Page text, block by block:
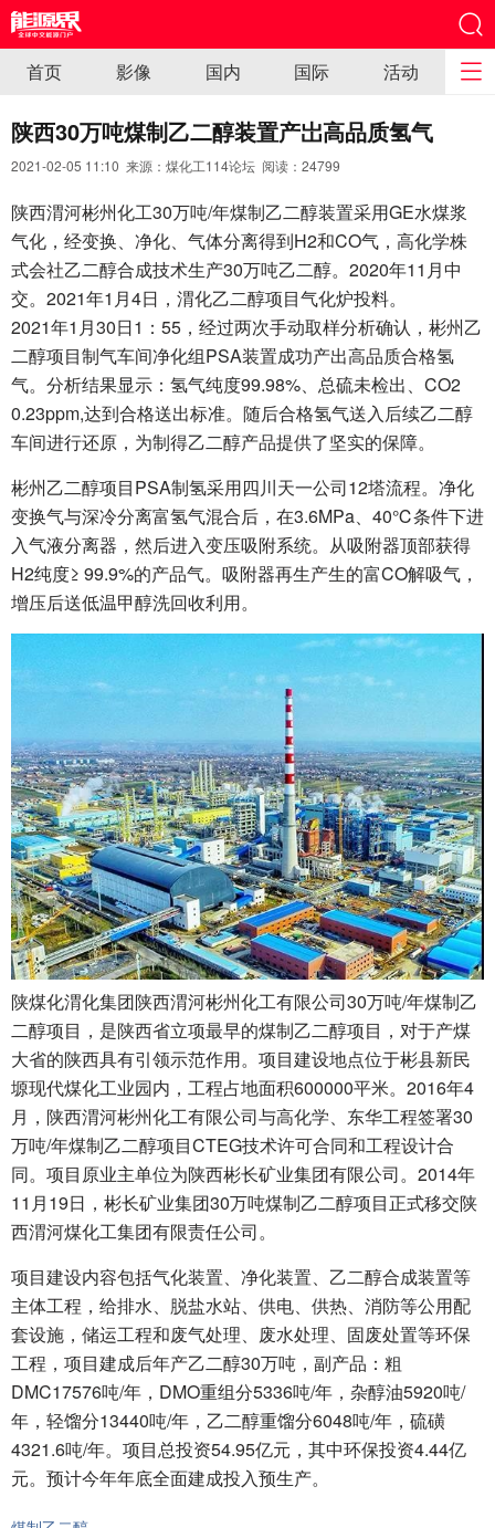
首页 影像 国内 国际 活动
陕西30万吨煤制乙二醇装置产岀高品质氢气
2021-02-05 11:10 来源：煤化工114论坛 阅读： 24799
陕西渭河彬州化工30万吨/年煤制乙二醇装置采用GE水煤浆
气化，经变换、净化、气体分离得到H2和CO气，高化学株
式会社乙二醇合成技术生产30万吨乙二醇。2020年11月中
交。2021年1月4日，渭化乙二醇项目气化炉投料。
2021年1月30日1：55，经过两次手动取样分析确认，彬州乙
二醇项目制气车间净化组PSA装置成功产出高品质合格氢
气。分析结果显示：氢气纯度99.98%、总硫未检出、CO2
0.23ppm,达到合格送出标准。随后合格氢气送入后续乙二醇
车间进行还原，为制得乙二醇产品提供了坚实的保障。
彬州乙二醇项目PSA制氢采用四川天一公司12塔流程。净化
变换气与深冷分离富氢气混合后，在3.6MPa、40℃条件下进
入气液分离器，然后进入变压吸附系统。从吸附器顶部获得
H2纯度≥ 99.9%的产品气。吸附器再生产生的富CO解吸气，
增压后送低温甲醇洗回收利用。
陕煤化渭化集团陕西渭河彬州化工有限公司30万吨/年煤制乙
二醇项目，是陕西省立项最早的煤制乙二醇项目，对于产煤
大省的陕西具有引领示范作用。项目建设地点位于彬县新民
塬现代煤化工业园内，工程占地面积600000平米。2016年4
月，陕西渭河彬州化工有限公司与高化学、东华工程签署30
万吨/年煤制乙二醇项目CTEG技术许可合同和工程设计合
同。项目原业主单位为陕西彬长矿业集团有限公司。2014年
11月19日，彬长矿业集团30万吨煤制乙二醇项目正式移交陕
西渭河煤化工集团有限责任公司。
项目建设内容包括气化装置、净化装置、乙二醇合成装置等
主体工程，给排水、脱盐水站、供电、供热、消防等公用配
套设施，储运工程和废气处理、废水处理、固废处置等环保
工程，项目建成后年产乙二醇30万吨，副产品：粗
DMC17576吨/年，DMO重组分5336吨/年，杂醇油5920吨/
年，轻馏分13440吨/年，乙二醇重馏分6048吨/年，硫磺
4321.6吨/年。项目总投资54.95亿元，其中环保投资4.44亿
元。预计今年年底全面建成投入预生产。